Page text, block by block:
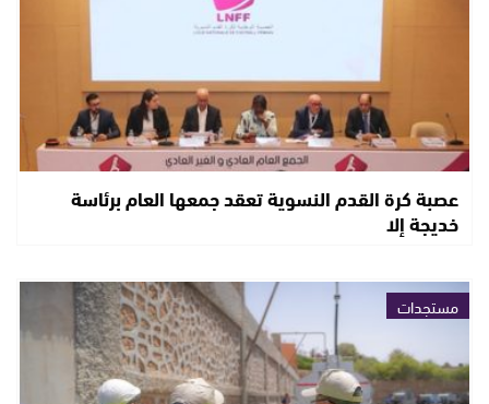
عصبة كرة القدم النسوية تعقد جمعها العام برئاسة
خديجة إلا
مستجدات